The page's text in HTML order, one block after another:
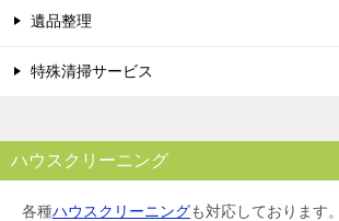
遺品整理
特殊清掃サービス
ハウスクリーニング
各種ハウスクリーニングも対応しております。